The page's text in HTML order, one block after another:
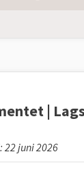
|
22 juni 2026